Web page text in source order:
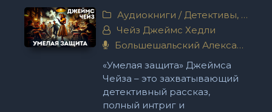
Аудиокниги / Детективы, триллеры
Чейз Джеймс Хедли
Большешальский Александр
«Умелая защита» Джеймса
Чейза – это захватывающий
детективный рассказ,
полный интриг и